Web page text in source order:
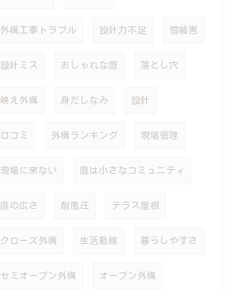
外構工事トラブル 設計力不足 雪被害
設計ミス おしゃれな庭 落とし穴
映え外構 身だしなみ 設計
口コミ 外構ランキング 現場管理
現場に来ない 庭は小さなコミュニティ
庭の広さ 耐風圧 テラス屋根
クローズ外構 生活動線 暮らしやすさ
セミオープン外構 オープン外構